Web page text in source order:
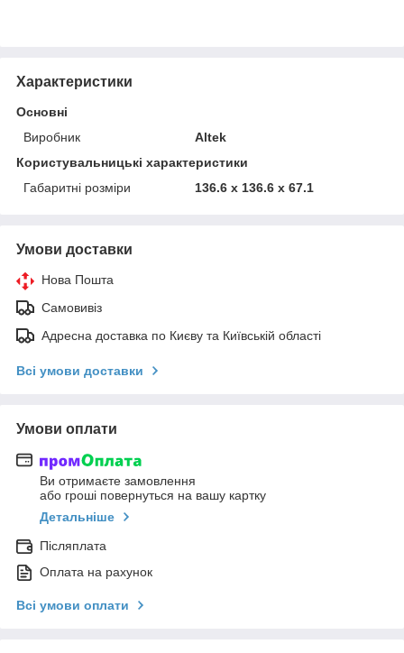
Характеристики
Основні
Виробник
Altek
Користувальницькі характеристики
Габаритні розміри
136.6 x 136.6 x 67.1
Умови доставки
Нова Пошта
Самовивіз
Адресна доставка по Києву та Київській області
Всі умови доставки
Умови оплати
Ви отримаєте замовлення
або гроші повернуться на вашу картку
Детальніше
Післяплата
Оплата на рахунок
Всі умови оплати